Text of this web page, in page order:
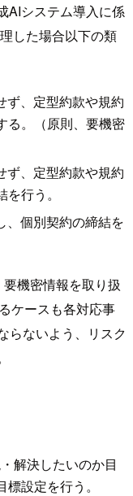
AIシステム導入に係
した場合以下の類
ず、定型約款や規約
る。（原則、要機密
ず、定型約款や規約
行う。
、個別契約の締結を
機密情報を取り扱
ケースも各対応事
らないよう、リスク
解決したいのか目
設定を行う。